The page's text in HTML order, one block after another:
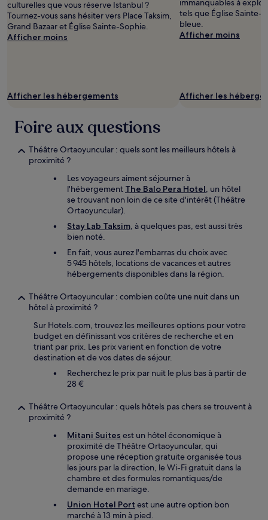
la
disponibilité
sont
susceptibles
supplémentaires
culturelles que vous réserve Istanbul ?
Tournez-vous sans hésiter vers Place Taksim,
Grand Bazaar et Église Sainte-Sophie.
Afficher moins
Afficher les hébergements
immanquables à
tels que Église Sainte-
bleue.
Afficher moins
Afficher les
Foire aux questions
Théâtre Ortaoyuncular : quels sont les meilleurs hôtels à
proximité ?
Les voyageurs aiment séjourner à
l'hébergement The Balo Pera Hotel, un hôtel
se trouvant non loin de ce site d'intérêt (Théâtre
Ortaoyuncular).
Stay Lab Taksim, à quelques pas, est aussi très
bien noté.
En fait, vous aurez l'embarras du choix avec
5 945 hôtels, locations de vacances et autres
hébergements disponibles dans la région.
Théâtre Ortaoyuncular : combien coûte une nuit dans un
hôtel à proximité ?
Sur Hotels.com, trouvez les meilleures options pour votre
budget en définissant vos critères de recherche et en
triant par prix. Les prix varient en fonction de votre
destination et de vos dates de séjour.
Recherchez le prix par nuit le plus bas à partir de
28 €
Théâtre Ortaoyuncular : quels hôtels pas chers se trouvent à
proximité ?
Mitani Suites est un hôtel économique à
proximité de Théâtre Ortaoyuncular, qui
propose une réception gratuite organisée tous
les jours par la direction, le Wi-Fi gratuit dans la
chambre et des formules romantiques/de
demande en mariage.
Union Hotel Port est une autre option bon
marché à 13 min à pied.